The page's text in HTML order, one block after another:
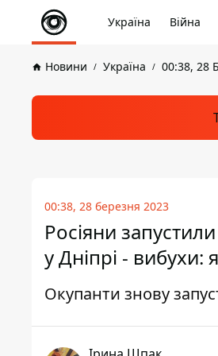
Україна Війна
Новини Україна 00:38, 28
00:38, 28 березня 2023
Росіяни
у Дніпрі - вибухи:
Окупанти знову